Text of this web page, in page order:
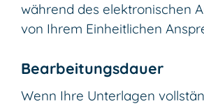
während des elektronischen
von Ihrem Einheitlichen
Bearbeitungsdauer
Wenn Ihre Unterlagen